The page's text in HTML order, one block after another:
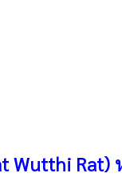
Wutthi